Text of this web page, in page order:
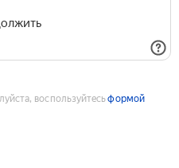
воспользуйтесьформой